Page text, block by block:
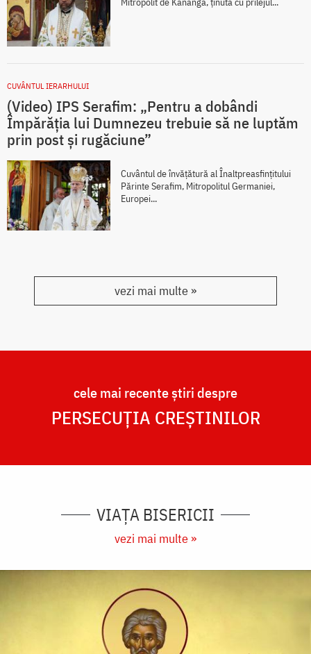
CUVÂNTUL IERARHULUI
(Video) IPS Serafim: „Pentru a dobândi
Împărăția lui Dumnezeu trebuie să ne luptăm
prin post și rugăciune”
Cuvântul de învățătură al Înaltpreasfințitului
Părinte Serafim, Mitropolitul Germaniei,
Europei...
vezi mai multe »
cele mai recente știri despre
PERSECUȚIA CREȘTINILOR
VIAȚA BISERICII
vezi mai multe »